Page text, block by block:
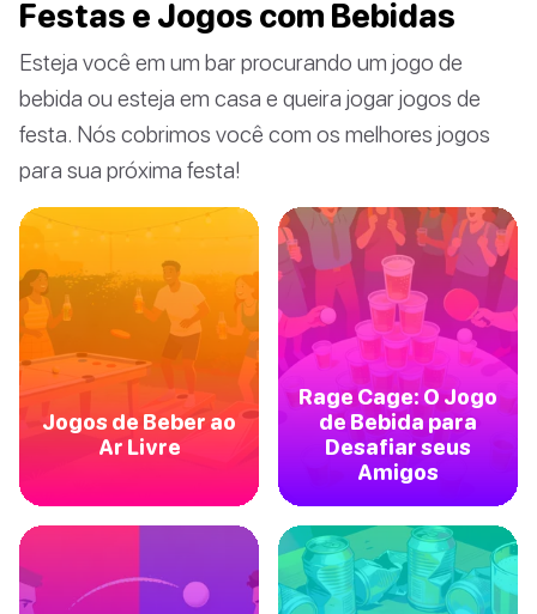
Festas e Jogos com Bebidas
Esteja você em um bar procurando um jogo de
bebida ou esteja em casa e queira jogar jogos de
festa. Nós cobrimos você com os melhores jogos
para sua próxima festa!
Jogos de Beber ao
Ar Livre
Rage Cage: O Jogo
de Bebida para
Desafiar seus
Amigos